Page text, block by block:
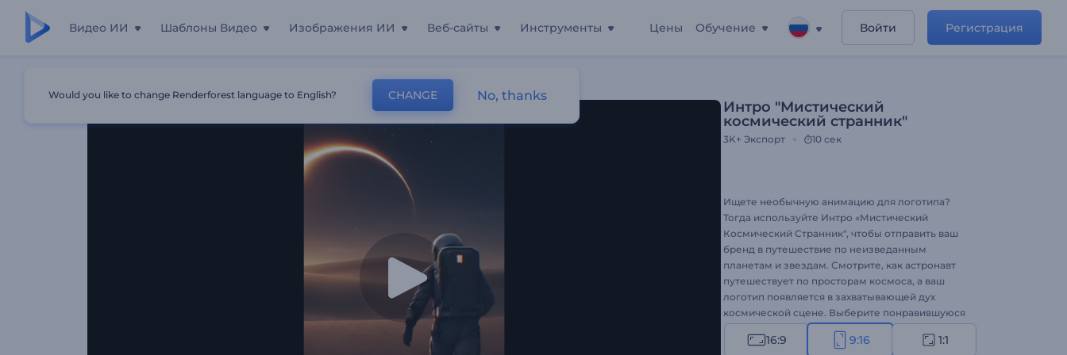
Видео ИИ Шаблоны Видео Изображения ИИ Веб-сайты Инструменты Цены Обучение Войти Регистрация
Интро "Мистический Космический Странник"
Интро "Мистический
космический странник"
3K+ Экспорт 10 сек
Ищете необычную анимацию для логотипа?
Тогда используйте Интро «Мистический
Космический Странник", чтобы отправить ваш
бренд в путешествие по неизведанным
планетам и звездам. Смотрите, как астронавт
путешествует по просторам космоса, а ваш
логотип появляется в захватывающей дух
космической сцене. Выберите понравившуюся
версию и персонализируйте ее с помощью
логотипа, теглайна и фоновой музыки.
16:9 9:16 1:1
Would you like to change Renderforest language to English? CHANGE No, thanks